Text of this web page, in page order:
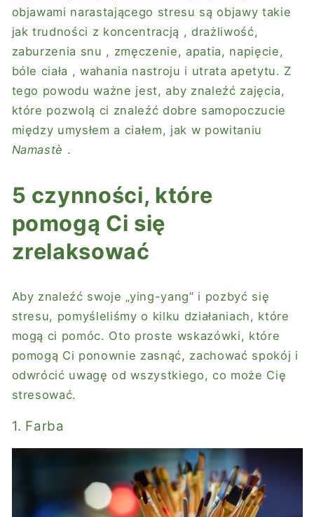
objawami narastającego stresu są objawy takie
jaktrudności z koncentracją , drażliwość,
zaburzenia snu , zmęczenie, apatia, napięcie,
bóle ciała ,wahania nastroju i utrata apetytu. Z
tego powodu ważne jest, aby znaleźć zajęcia,
które pozwolą ci znaleźć dobre samopoczucie
między umysłem a ciałem, jak w powitaniu
Namastè .
5 czynności, które
pomogą Ci się
zrelaksować
Aby znaleźć swoje „ying-yang” i pozbyć się
stresu, pomyśleliśmy o kilku działaniach, które
mogą ci pomóc. Oto proste wskazówki, które
pomogą Ci ponownie zasnąć, zachować spokój i
odwrócić uwagę od wszystkiego, co może Cię
stresować.
1. Farba